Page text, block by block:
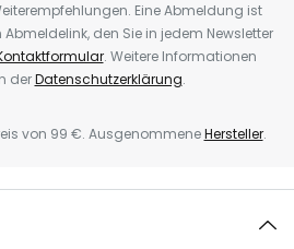
Eine Abmeldung ist
den Sie in jedem Newsletter
. Weitere Informationen
derDatenschutzerklärung.
von 99 €. AusgenommeneHersteller.